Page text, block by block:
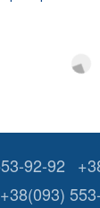
92-92
+38(093)